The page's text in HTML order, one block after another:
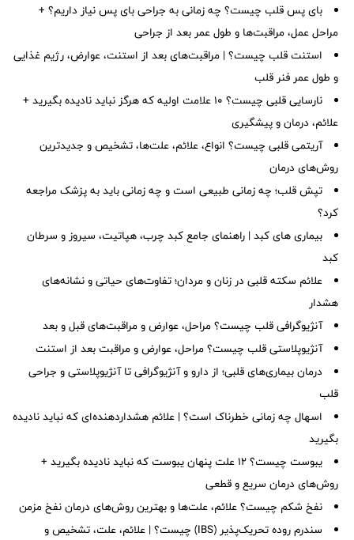
بای پس قلب چیست؟ چه زمانی به جراحی بای پس نیاز داریم؟ +
مراحل عمل، مراقبت‌ها و طول عمر بعد از جراحی
استنت قلب چیست؟ | مراقبت‌های بعد از استنت، عوارض، رژیم غذایی
و طول عمر فنر قلب
نارسایی قلبی چیست؟ ۱۰ علامت اولیه که هرگز نباید نادیده بگیرید +
علائم، درمان و پیشگیری
آریتمی قلبی چیست؟ انواع، علائم، علت‌ها، تشخیص و جدیدترین
روش‌های درمان
تپش قلب؛ چه زمانی طبیعی است و چه زمانی باید به پزشک مراجعه
کرد؟
بیماری های کبد | راهنمای جامع کبد چرب، هپاتیت، سیروز و سرطان
کبد
علائم سکته قلبی در زنان و مردان؛ تفاوت‌های حیاتی و نشانه‌های
هشدار
آنژیوگرافی قلب چیست؟ مراحل، عوارض و مراقبت‌های قبل و بعد
آنژیوپلاستی قلب چیست؟ مراحل، عوارض و مراقبت بعد از استنت
درمان بیماری‌های قلبی؛ از دارو و آنژیوگرافی تا آنژیوپلاستی و جراحی
قلب
اسهال چه زمانی خطرناک است؟ | علائم هشداردهنده‌ای که نباید نادیده
بگیرید
یبوست چیست؟ ۱۲ علت پنهان یبوست که نباید نادیده بگیرید +
روش‌های درمان سریع و قطعی
نفخ شکم چیست؟ علائم، علت‌ها و بهترین روش‌های درمان نفخ مزمن
سندرم روده تحریک‌پذیر (IBS) چیست؟ | علائم، علت، تشخیص و